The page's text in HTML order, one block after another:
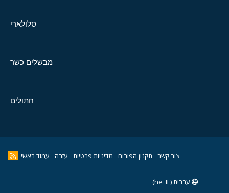
סלולארי
מבשלים כשר
חתולים
צור קשר תקנון הפורום מדיניות פרטיות עזרה עמוד ראשי
עברית (he_IL)